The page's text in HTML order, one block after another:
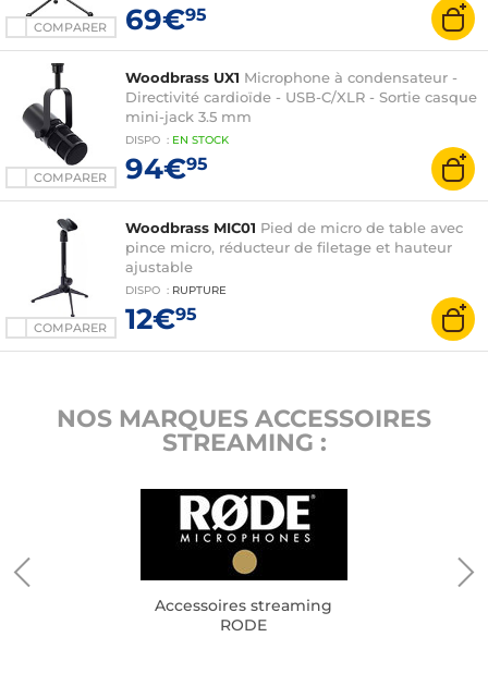
COMPARER 69€95
COMPARER
Woodbrass UX1 Microphone à condensateur -
Directivité cardioïde - USB-C/XLR - Sortie casque
mini-jack 3.5 mm
DISPO : EN STOCK
94€95
COMPARER
Woodbrass MIC01 Pied de micro de table avec
pince micro, réducteur de filetage et hauteur
ajustable
DISPO : RUPTURE
12€95
NOS MARQUES ACCESSOIRES
STREAMING :
Accessoires streaming
RODE